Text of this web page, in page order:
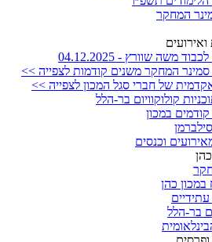
המחקר
ואירועים
משה שוורץ - 04.12.2025
המחקר משנים קודמות לצפייה >>
של חברי סגל המכון לצפייה >>
קולוקוויום בר-הלל
במכון
וכנסים
במכון כהן
בר-הלל